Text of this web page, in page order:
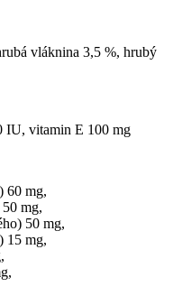
vláknina 3,5 %, hrubý
IU, vitamin E 100 mg
60 mg,
mg,
50 mg,
15 mg,